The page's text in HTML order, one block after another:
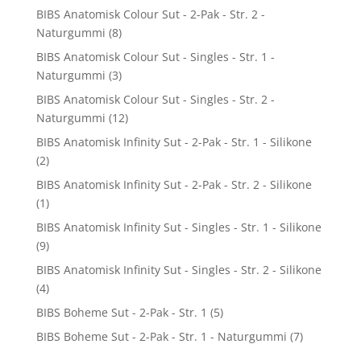
BIBS Anatomisk Colour Sut - 2-Pak - Str. 2 -
Naturgummi (8)
BIBS Anatomisk Colour Sut - Singles - Str. 1 -
Naturgummi (3)
BIBS Anatomisk Colour Sut - Singles - Str. 2 -
Naturgummi (12)
BIBS Anatomisk Infinity Sut - 2-Pak - Str. 1 - Silikone
(2)
BIBS Anatomisk Infinity Sut - 2-Pak - Str. 2 - Silikone
(1)
BIBS Anatomisk Infinity Sut - Singles - Str. 1 - Silikone
(9)
BIBS Anatomisk Infinity Sut - Singles - Str. 2 - Silikone
(4)
BIBS Boheme Sut - 2-Pak - Str. 1 (5)
BIBS Boheme Sut - 2-Pak - Str. 1 - Naturgummi (7)